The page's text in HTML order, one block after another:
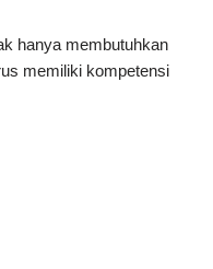
hanya membutuhkan
memiliki kompetensi